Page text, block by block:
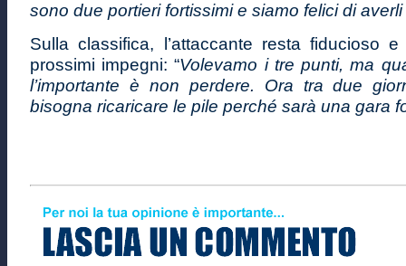
sono due portieri fortissimi e siamo felici di
Sulla classifica, l’attaccante resta fiducioso
prossimi impegni: “Volevamo i tre punti, ma
l’importante è non perdere. Ora tra due
bisogna ricaricare le pile perché sarà una gara